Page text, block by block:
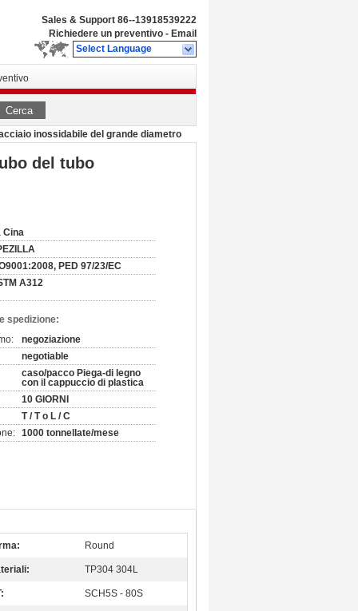
Sales & Support 86--13918539222
Richiedere un preventivo - Email
Select Language
Cerca
inossidabile del grande diametro
del tubo
Cina
PED 97/23/EC
A312
spedizione:
negoziazione
negotiable
caso/pacco Piega-di legno
con il cappuccio di plastica
10 GIORNI
T / T o L / C
1000 tonnellate/mese
Round
TP304 304L
SCH5S - 80S